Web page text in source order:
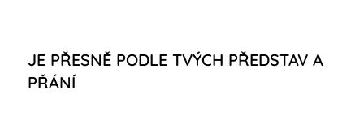
JE PŘESNĚ PODLE TVÝCH PŘEDSTAV A
PŘÁNÍ